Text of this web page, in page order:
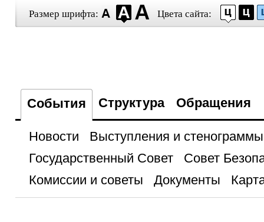
Размер шрифта: Цвета сайта:
События Структура Обращения
Новости
Выступления и стенограммы
Государственный Совет
Совет
Комиссии и советы
Документы